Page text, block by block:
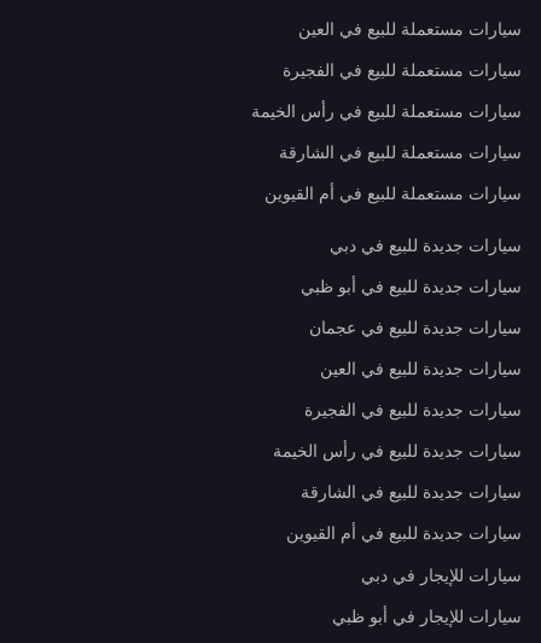
سيارات مستعملة للبيع في العين
سيارات مستعملة للبيع في الفجيرة
سيارات مستعملة للبيع في رأس الخيمة
سيارات مستعملة للبيع في الشارقة
سيارات مستعملة للبيع في أم القيوين
سيارات جديدة للبيع في دبي
سيارات جديدة للبيع في أبو ظبي
سيارات جديدة للبيع في عجمان
سيارات جديدة للبيع في العين
سيارات جديدة للبيع في الفجيرة
سيارات جديدة للبيع في رأس الخيمة
سيارات جديدة للبيع في الشارقة
سيارات جديدة للبيع في أم القيوين
سيارات للإيجار في دبي
سيارات للإيجار في أبو ظبي